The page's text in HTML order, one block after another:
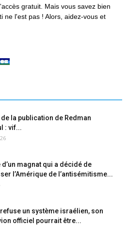
gratuit. Mais vous savez bien
ne l'est pas ! Alors, aidez-vous et
la publication de Redman
: vif...
d’un magnat qui a décidé de
l’Amérique de l’antisémitisme...
refuse un système israélien, son
officiel pourrait être...